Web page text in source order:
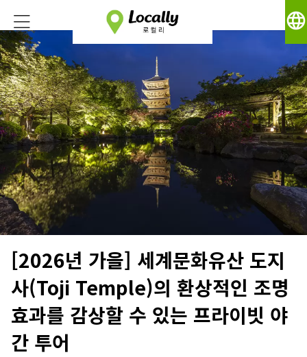
language
[2026년 가을] 세계문화유산 도지
사(Toji Temple)의 환상적인 조명
효과를 감상할 수 있는 프라이빗 야
간 투어